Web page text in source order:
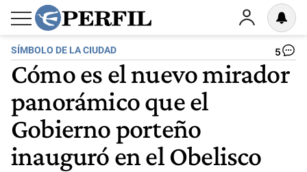
SÍMBOLO DE LA CIUDAD 5
Cómo es el nuevo mirador
panorámico que el
Gobierno porteño
inauguró en el Obelisco